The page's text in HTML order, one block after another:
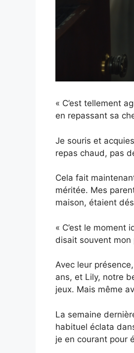
« C’est tellement
en repassant sa
Je souris et
repas chaud, pas
Cela fait
méritée. Mes
maison, étaient
« C’est le moment
disait souvent mon
Avec leur
ans, et Lily, notre
jeux. Mais même
La semaine
habituel éclata
je en courant pour